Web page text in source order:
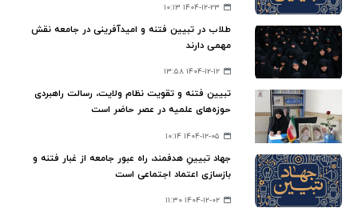
۱۴۰۴-۱۲-۲۳ ۱۰:۱۳
طلاب در تبیین فتنه و امیدآفرینی در جامعه نقش
مهمی دارند
۱۴۰۴-۱۲-۱۲ ۱۳:۵۸
تبیین فتنه و تقویت نظام ولایت، رسالت راهبردی
حوزه‌های علمیه در عصر حاضر است
۱۴۰۴-۱۲-۰۵ ۱۰:۱۴
جهاد تبیینِ هدفمند، راه عبور جامعه از غبار فتنه و
بازسازی اعتماد اجتماعی است
۱۴۰۴-۱۲-۰۲ ۱۱:۳۰